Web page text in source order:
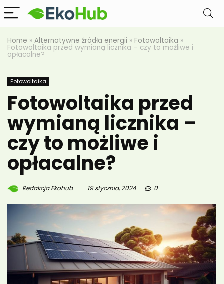
Home » Alternatywne źródła energii » Fotowoltaika »
Fotowoltaika przed wymianą licznika – czy to możliwe i
opłacalne?
Fotowoltaika
Fotowoltaika przed
wymianą licznika –
czy to możliwe i
opłacalne?
Redakcja Ekohub 19 stycznia, 2024 0